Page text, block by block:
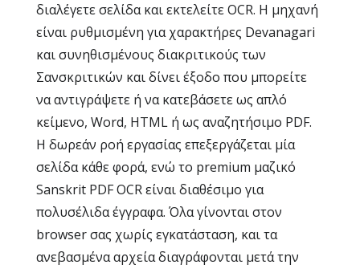
διαλέγετε σελίδα και εκτελείτε OCR. Η μηχανή
είναι ρυθμισμένη για χαρακτήρες Devanagari
και συνηθισμένους διακριτικούς των
Σανσκριτικών και δίνει έξοδο που μπορείτε
να αντιγράψετε ή να κατεβάσετε ως απλό
κείμενο, Word, HTML ή ως αναζητήσιμο PDF.
Η δωρεάν ροή εργασίας επεξεργάζεται μία
σελίδα κάθε φορά, ενώ το premium μαζικό
Sanskrit PDF OCR είναι διαθέσιμο για
πολυσέλιδα έγγραφα. Όλα γίνονται στον
browser σας χωρίς εγκατάσταση, και τα
ανεβασμένα αρχεία διαγράφονται μετά την